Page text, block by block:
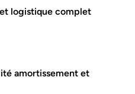
logistique complet
amortissement et